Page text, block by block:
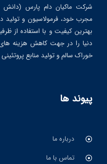
شرکت ماکیان دام پارس (دانش
مجرب خود، فرمولاسیون و تولید
بهترین کیفیت و با استفاده از
دنیا را در جهت کاهش هزینه های
خوراک سالم و تولید منابع پروتئینی
پیوند ها
درباره ما
تماس با ما